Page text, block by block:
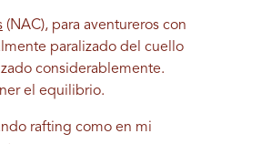
(NAC), para aventureros con
paralizado del cuello
considerablemente.
el equilibrio.
rafting como en mi